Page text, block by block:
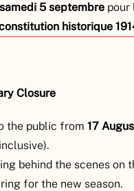
samedi 5 septembrepour
historique
Closure
the public from 17
behind the scenes on
for the new season.
DÉCOUVREZ LES